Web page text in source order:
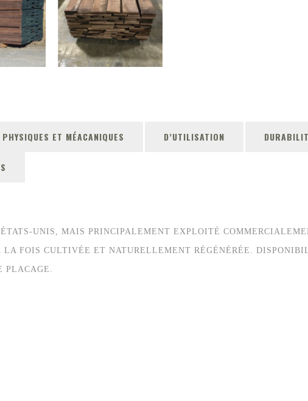
ET MÉACANIQUES D’UTILISATION
UNIS, MAIS PRINCIPALEMENT EXPLOITÉ
LA FOIS CULTIVÉE ET NATURELLEMENT RÉGÉNÉRÉE.